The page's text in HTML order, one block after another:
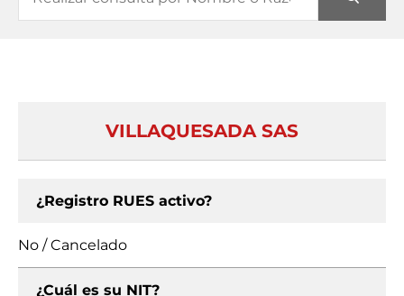
VILLAQUESADA SAS
¿Registro RUES activo?
No / Cancelado
¿Cuál es su NIT?